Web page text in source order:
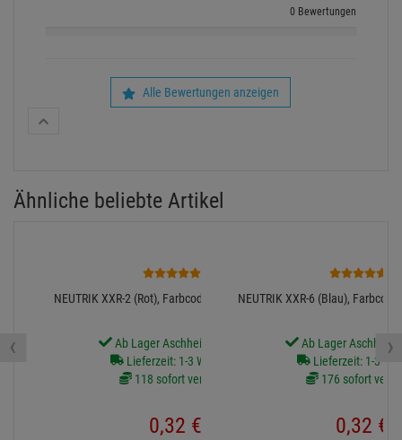
0 Bewertungen
Alle Bewertungen anzeigen
Ähnliche beliebte Artikel
NEUTRIK XXR-2 (Rot), Farbcodier-Ring für XX-Serie
Ab Lager Aschheim lieferbar
Lieferzeit: 1-3 Werktage
118 sofort verfügbar
0,32 €
NEUTRIK XXR-6 (Blau),
Ab Lager
Lieferzeit: 1-3
176 sofort
0,32 €
‹ ›